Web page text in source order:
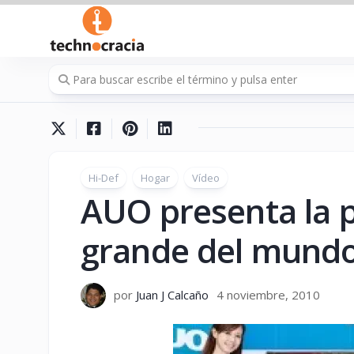
Saltar
contenido
Hi-Def Hogar Vídeo
AUO presenta la
grande del
por Juan J Calcaño 4 noviembre, 2010